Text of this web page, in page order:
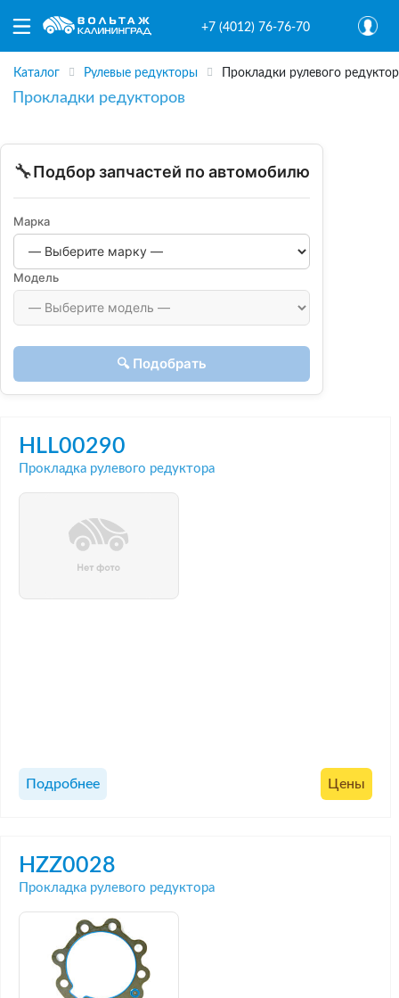
+7 (4012) 76-76-70
Каталог Рулевые редукторы Прокладки рулевого
Прокладки редукторов
🔧Подбор запчастей по автомобилю
Марка
Модель
🔍 Подобрать
HLL00290
Прокладка рулевого редуктора
Подробнее Цены
HZZ0028
Прокладка рулевого редуктора